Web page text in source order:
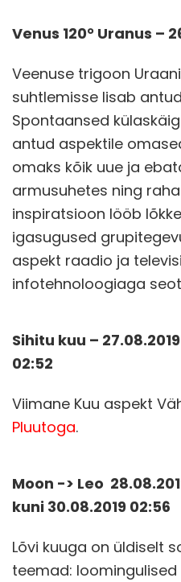
Venus 120° Uranus –
Veenuse trigoon
suhtlemisse lisab
Spontaansed
antud aspektile
omaks kõik uue ja
armusuhetes ning
inspiratsioon lööb
igasugused
aspekt raadio ja
infotehnoloogiaga
Sihitu kuu –
02:52
Viimane Kuu aspekt
Pluutoga.
Moon -> Leo
kuni 30.08.2019 02:56
Lõvi kuuga on üldiselt
teemad: